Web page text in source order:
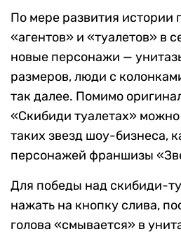
По мере развития истории
«агентов» и «туалетов» в
новые персонажи —
размеров, люди с
так далее. Помимо
«Скибиди туалетах»
таких звезд шоу-бизнеса,
персонажей франшизы
Для победы над скибиди-
нажать на кнопку слива,
голова «смывается» в